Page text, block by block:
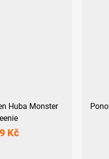
Huba Monster
Kč